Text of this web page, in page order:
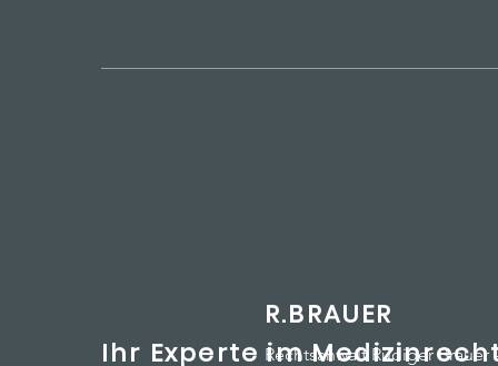
Ihr Experte im
R.BRAUER
Rechtsanwalt Rüdiger